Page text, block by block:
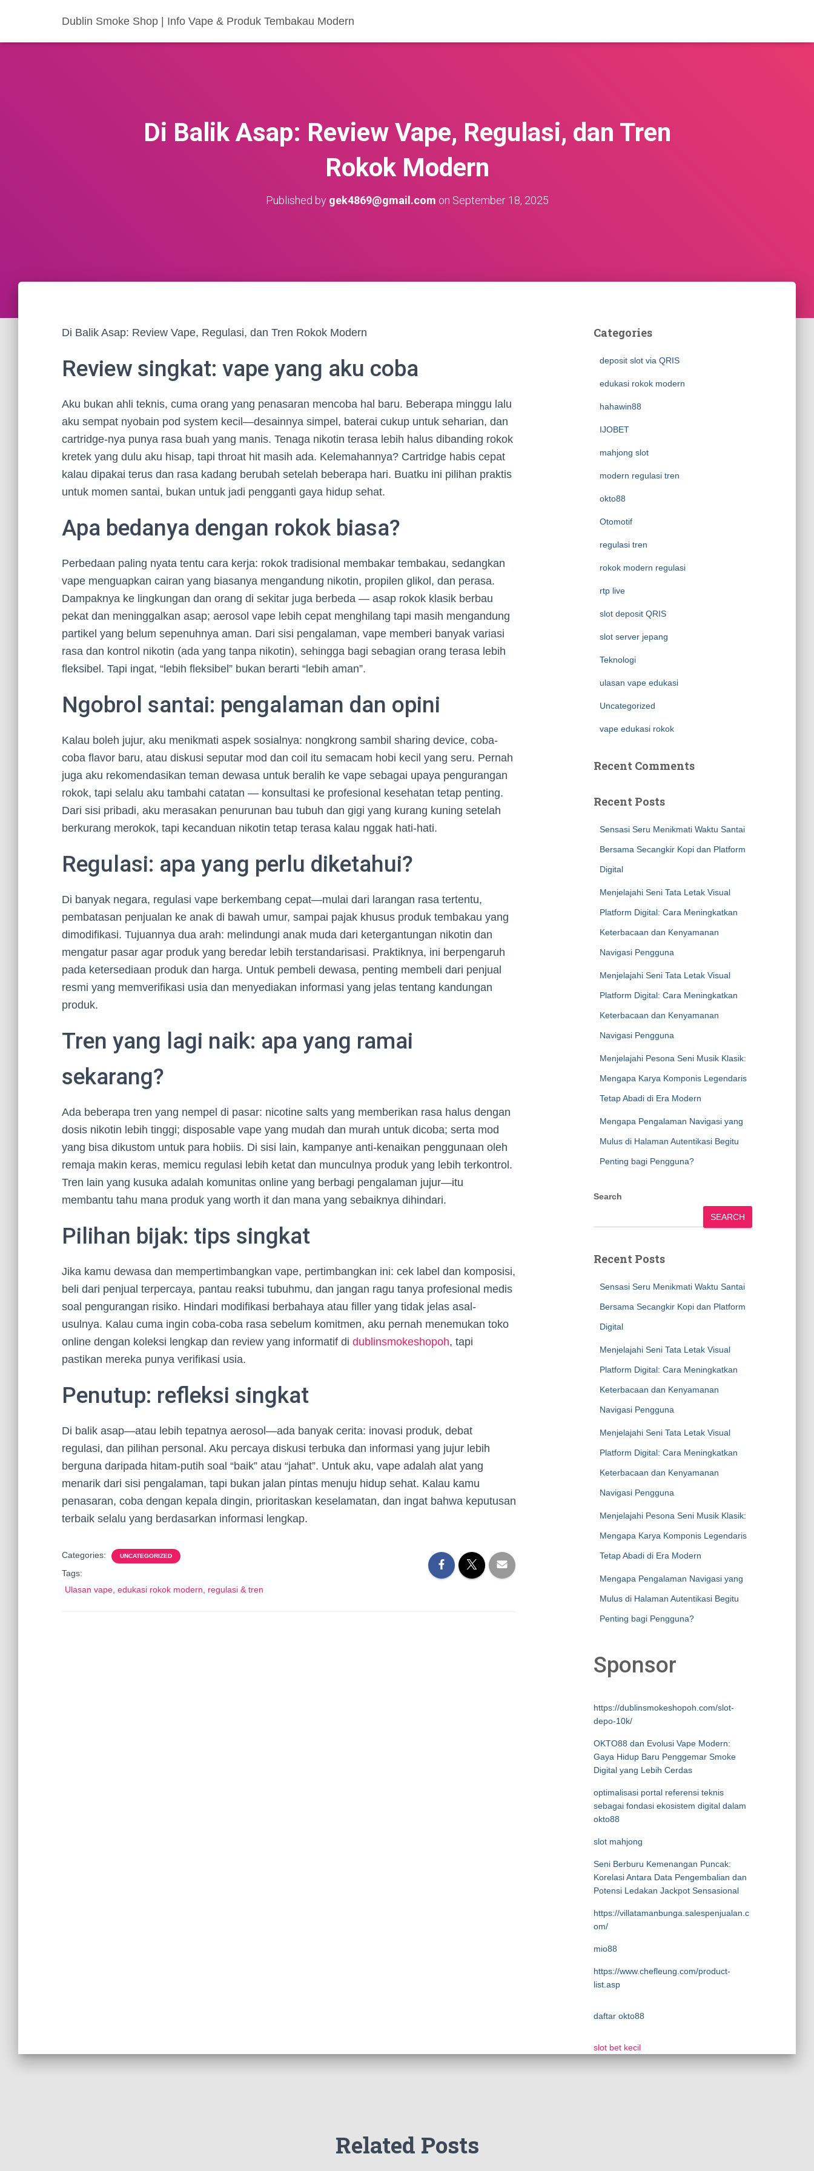
Dublin Smoke Shop | Info Vape & Produk Tembakau Modern
Di Balik Asap: Review Vape, Regulasi, dan Tren
Rokok Modern
Published by gek4869@gmail.com on September 18, 2025
Di Balik Asap: Review Vape, Regulasi, dan Tren Rokok Modern
Review singkat: vape yang aku coba
Aku bukan ahli teknis, cuma orang yang penasaran mencoba hal baru. Beberapa minggu lalu
aku sempat nyobain pod system kecil—desainnya simpel, baterai cukup untuk seharian, dan
cartridge-nya punya rasa buah yang manis. Tenaga nikotin terasa lebih halus dibanding rokok
kretek yang dulu aku hisap, tapi throat hit masih ada. Kelemahannya? Cartridge habis cepat
kalau dipakai terus dan rasa kadang berubah setelah beberapa hari. Buatku ini pilihan praktis
untuk momen santai, bukan untuk jadi pengganti gaya hidup sehat.
Apa bedanya dengan rokok biasa?
Perbedaan paling nyata tentu cara kerja: rokok tradisional membakar tembakau, sedangkan
vape menguapkan cairan yang biasanya mengandung nikotin, propilen glikol, dan perasa.
Dampaknya ke lingkungan dan orang di sekitar juga berbeda — asap rokok klasik berbau
pekat dan meninggalkan asap; aerosol vape lebih cepat menghilang tapi masih mengandung
partikel yang belum sepenuhnya aman. Dari sisi pengalaman, vape memberi banyak variasi
rasa dan kontrol nikotin (ada yang tanpa nikotin), sehingga bagi sebagian orang terasa lebih
fleksibel. Tapi ingat, “lebih fleksibel” bukan berarti “lebih aman”.
Ngobrol santai: pengalaman dan opini
Kalau boleh jujur, aku menikmati aspek sosialnya: nongkrong sambil sharing device, coba-
coba flavor baru, atau diskusi seputar mod dan coil itu semacam hobi kecil yang seru. Pernah
juga aku rekomendasikan teman dewasa untuk beralih ke vape sebagai upaya pengurangan
rokok, tapi selalu aku tambahi catatan — konsultasi ke profesional kesehatan tetap penting.
Dari sisi pribadi, aku merasakan penurunan bau tubuh dan gigi yang kurang kuning setelah
berkurang merokok, tapi kecanduan nikotin tetap terasa kalau nggak hati-hati.
Regulasi: apa yang perlu diketahui?
Di banyak negara, regulasi vape berkembang cepat—mulai dari larangan rasa tertentu,
pembatasan penjualan ke anak di bawah umur, sampai pajak khusus produk tembakau yang
dimodifikasi. Tujuannya dua arah: melindungi anak muda dari ketergantungan nikotin dan
mengatur pasar agar produk yang beredar lebih terstandarisasi. Praktiknya, ini berpengaruh
pada ketersediaan produk dan harga. Untuk pembeli dewasa, penting membeli dari penjual
resmi yang memverifikasi usia dan menyediakan informasi yang jelas tentang kandungan
produk.
Tren yang lagi naik: apa yang ramai
sekarang?
Ada beberapa tren yang nempel di pasar: nicotine salts yang memberikan rasa halus dengan
dosis nikotin lebih tinggi; disposable vape yang mudah dan murah untuk dicoba; serta mod
yang bisa dikustom untuk para hobiis. Di sisi lain, kampanye anti-kenaikan penggunaan oleh
remaja makin keras, memicu regulasi lebih ketat dan munculnya produk yang lebih terkontrol.
Tren lain yang kusuka adalah komunitas online yang berbagi pengalaman jujur—itu
membantu tahu mana produk yang worth it dan mana yang sebaiknya dihindari.
Pilihan bijak: tips singkat
Jika kamu dewasa dan mempertimbangkan vape, pertimbangkan ini: cek label dan komposisi,
beli dari penjual terpercaya, pantau reaksi tubuhmu, dan jangan ragu tanya profesional medis
soal pengurangan risiko. Hindari modifikasi berbahaya atau filler yang tidak jelas asal-
usulnya. Kalau cuma ingin coba-coba rasa sebelum komitmen, aku pernah menemukan toko
online dengan koleksi lengkap dan review yang informatif di dublinsmokeshopoh, tapi
pastikan mereka punya verifikasi usia.
Penutup: refleksi singkat
Di balik asap—atau lebih tepatnya aerosol—ada banyak cerita: inovasi produk, debat
regulasi, dan pilihan personal. Aku percaya diskusi terbuka dan informasi yang jujur lebih
berguna daripada hitam-putih soal “baik” atau “jahat”. Untuk aku, vape adalah alat yang
menarik dari sisi pengalaman, tapi bukan jalan pintas menuju hidup sehat. Kalau kamu
penasaran, coba dengan kepala dingin, prioritaskan keselamatan, dan ingat bahwa keputusan
terbaik selalu yang berdasarkan informasi lengkap.
Categories: UNCATEGORIZED
Tags:
Ulasan vape, edukasi rokok modern, regulasi & tren
Categories
deposit slot via QRIS
edukasi rokok modern
hahawin88
IJOBET
mahjong slot
modern regulasi tren
okto88
Otomotif
regulasi tren
rokok modern regulasi
rtp live
slot deposit QRIS
slot server jepang
Teknologi
ulasan vape edukasi
Uncategorized
vape edukasi rokok
Recent Comments
Recent Posts
Sensasi Seru Menikmati Waktu Santai
Bersama Secangkir Kopi dan Platform
Digital
Menjelajahi Seni Tata Letak Visual
Platform Digital: Cara Meningkatkan
Keterbacaan dan Kenyamanan
Navigasi Pengguna
Menjelajahi Seni Tata Letak Visual
Platform Digital: Cara Meningkatkan
Keterbacaan dan Kenyamanan
Navigasi Pengguna
Menjelajahi Pesona Seni Musik Klasik:
Mengapa Karya Komponis Legendaris
Tetap Abadi di Era Modern
Mengapa Pengalaman Navigasi yang
Mulus di Halaman Autentikasi Begitu
Penting bagi Pengguna?
Search
SEARCH
Recent Posts
Sensasi Seru Menikmati Waktu Santai
Bersama Secangkir Kopi dan Platform
Digital
Menjelajahi Seni Tata Letak Visual
Platform Digital: Cara Meningkatkan
Keterbacaan dan Kenyamanan
Navigasi Pengguna
Menjelajahi Seni Tata Letak Visual
Platform Digital: Cara Meningkatkan
Keterbacaan dan Kenyamanan
Navigasi Pengguna
Menjelajahi Pesona Seni Musik Klasik:
Mengapa Karya Komponis Legendaris
Tetap Abadi di Era Modern
Mengapa Pengalaman Navigasi yang
Mulus di Halaman Autentikasi Begitu
Penting bagi Pengguna?
Sponsor
https://dublinsmokeshopoh.com/slot-
depo-10k/
OKTO88 dan Evolusi Vape Modern:
Gaya Hidup Baru Penggemar Smoke
Digital yang Lebih Cerdas
optimalisasi portal referensi teknis
sebagai fondasi ekosistem digital dalam
okto88
slot mahjong
Seni Berburu Kemenangan Puncak:
Korelasi Antara Data Pengembalian dan
Potensi Ledakan Jackpot Sensasional
https://villatamanbunga.salespenjualan.c
om/
mio88
https://www.chefleung.com/product-
list.asp
daftar okto88
slot bet kecil
Related Posts